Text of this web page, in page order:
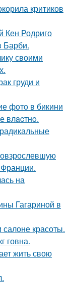
критиков
Кен Родриго
Барби.
своими
груди и
фoтo в бикини
влacтнo.
на
Гагариной в
салоне красоты.
говна.
жить свою